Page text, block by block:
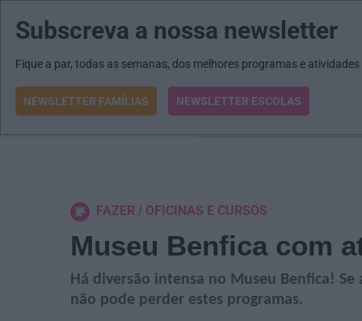
MENU MAIL JORNAIS
O que procura?
FAZER OFICINAS E CURSOS
Museu Benfica com
Há diversão intensa no Museu Benfica!
não pode perder estes programas.
Subscreva a nossa newsletter
Fique a par, todas as semanas, dos melhores programas e
NEWSLETTER FAMÍLIAS NEWSLETTER ESCOLAS